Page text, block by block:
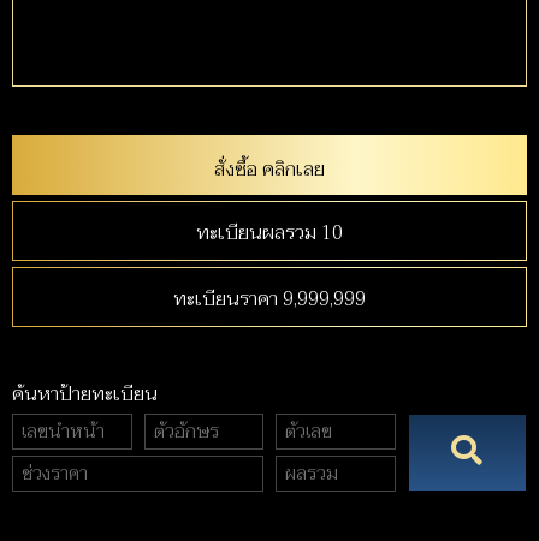
สั่งซื้อ คลิกเลย
ทะเบียนผลรวม 10
ทะเบียนราคา 9,999,999
ค้นหาป้ายทะเบียน